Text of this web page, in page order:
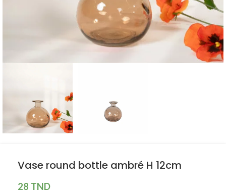
Vase round bottle ambré H 12cm
28 TND